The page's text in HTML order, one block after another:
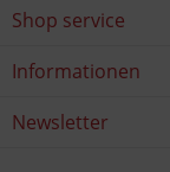
Shop service
Informationen
Newsletter